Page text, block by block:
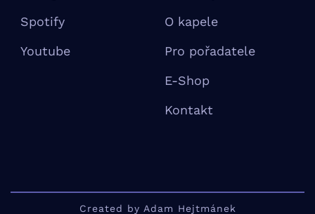
Spotify
Youtube
O kapele
Pro pořadatele
E-Shop
Kontakt
Created by Adam Hejtmánek